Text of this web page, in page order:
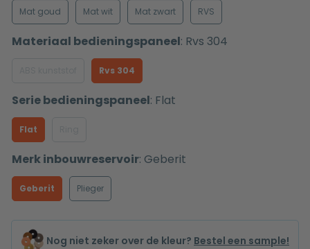
Mat goud Mat wit Mat zwart RVS
Materiaal bedieningspaneel: Rvs 304
Rvs 304
Serie bedieningspaneel: Flat
Flat
Merk inbouwreservoir: Geberit
Geberit Plieger
Nog niet zeker over de kleur? Bestel een sample!